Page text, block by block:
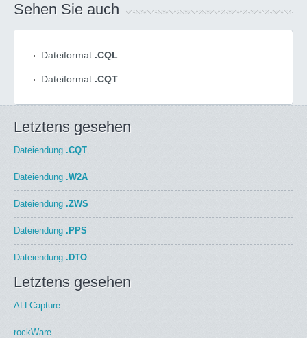
Sehen Sie auch
Dateiformat .CQL
Dateiformat .CQT
Letztens gesehen
Dateiendung .CQT
Dateiendung .W2A
Dateiendung .ZWS
Dateiendung .PPS
Dateiendung .DTO
Letztens gesehen
ALLCapture
rockWare